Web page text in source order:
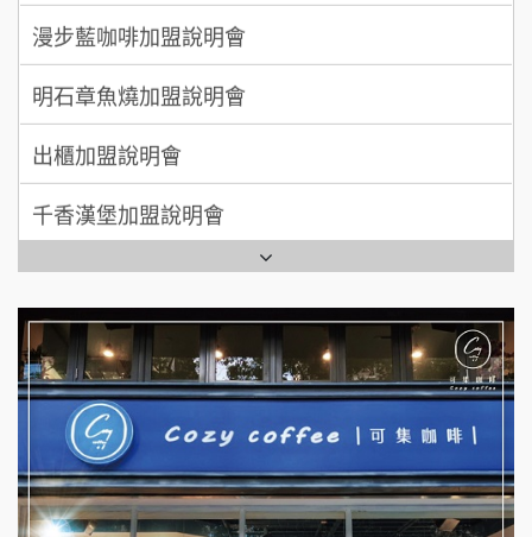
廖 先生/小姐
加盟預算 200萬~300萬
自助洗衣店誠徵代洗收送人員(台中市)
MUSHEN徵SPA美容芳療師
日十。早午食加盟說明會
拾鑶火鍋加盟說明會
全家加盟說明會
台灣G湯加盟說明會
彭富貴加盟說明會
NU PASTA義大利麵加盟說明會
潮鍋癮加盟說明會
漫步藍咖啡加盟說明會
明石章魚燒加盟說明會
出櫃加盟說明會
千香漢堡加盟說明會
七盞茶加盟說明會
拉亞漢堡加盟說明會
杜芳子古味茶鋪加盟說明會
優握握×酸奶大獅加盟說明會
冬城門加盟說明會